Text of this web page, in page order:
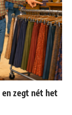
zegt nét het